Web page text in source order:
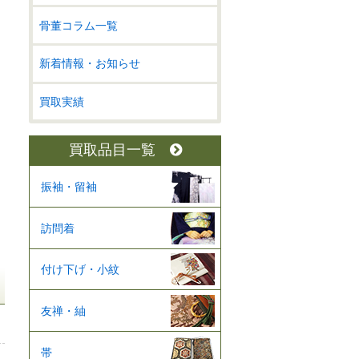
骨董コラム一覧
新着情報・お知らせ
買取実績
買取品目一覧
振袖・留袖
訪問着
付け下げ・小紋
友禅・紬
帯